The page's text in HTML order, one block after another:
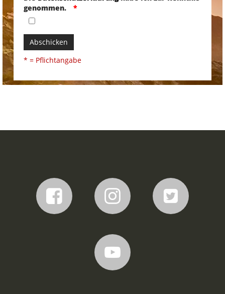
genommen.
Abschicken
* = Pflichtangabe